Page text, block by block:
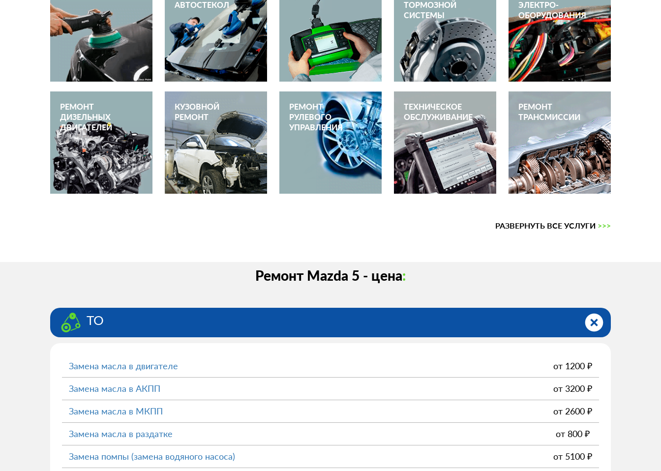
АВТОСТЕКОЛ
ТОРМОЗНОЙ
СИСТЕМЫ
ЭЛЕКТРО­
ОБОРУДОВАНИЯ
РЕМОНТ
ДИЗЕЛЬНЫХ
ДВИГАТЕЛЕЙ
КУЗОВНОЙ
РЕМОНТ
РЕМОНТ
РУЛЕВОГО
УПРАВЛЕНИЯ
ТЕХНИЧЕСКОЕ
ОБСЛУЖИВАНИЕ
РЕМОНТ
ТРАНСМИССИИ
РАЗВЕРНУТЬ ВСЕ УСЛУГИ >>>
Ремонт Mazda 5 - цена:
ТО
Замена масла в двигателе от 1200 ₽
Замена масла в АКПП от 3200 ₽
Замена масла в МКПП от 2600 ₽
Замена масла в раздатке от 800 ₽
Замена помпы (замена водяного насоса) от 5100 ₽